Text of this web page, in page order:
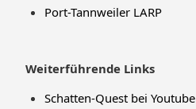
Port-Tannweiler LARP
Weiterführende Links
Schatten-Quest bei Youtube